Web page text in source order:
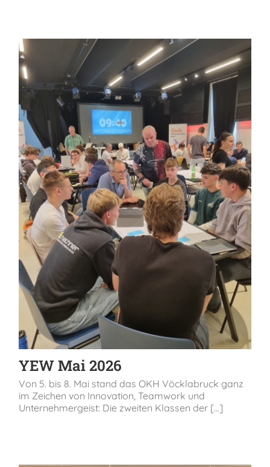
YEW Mai 2026
Von 5. bis 8. Mai stand das OKH Vöcklabruck ganz
im Zeichen von Innovation, Teamwork und
Unternehmergeist: Die zweiten Klassen der [...]